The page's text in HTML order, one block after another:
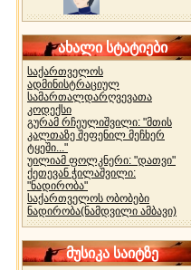
ახალი სტატიები
საქართველოს
ადმინისტრაციულ
სამართალდარღვევათა
კოდექსი
გურამ რჩეულიშვილი: "მთის
კალთაზე შეფენილ მეჩხერ
ტყეში..."
უილიამ ფოლკნერი: "დათვი"
ქეთევან ჭილაშვილი:
"ნადირობა"
საქართველოს ობობები
ნადირობა(ნამდვილი ამბავი)
მუსიკა საიტზე